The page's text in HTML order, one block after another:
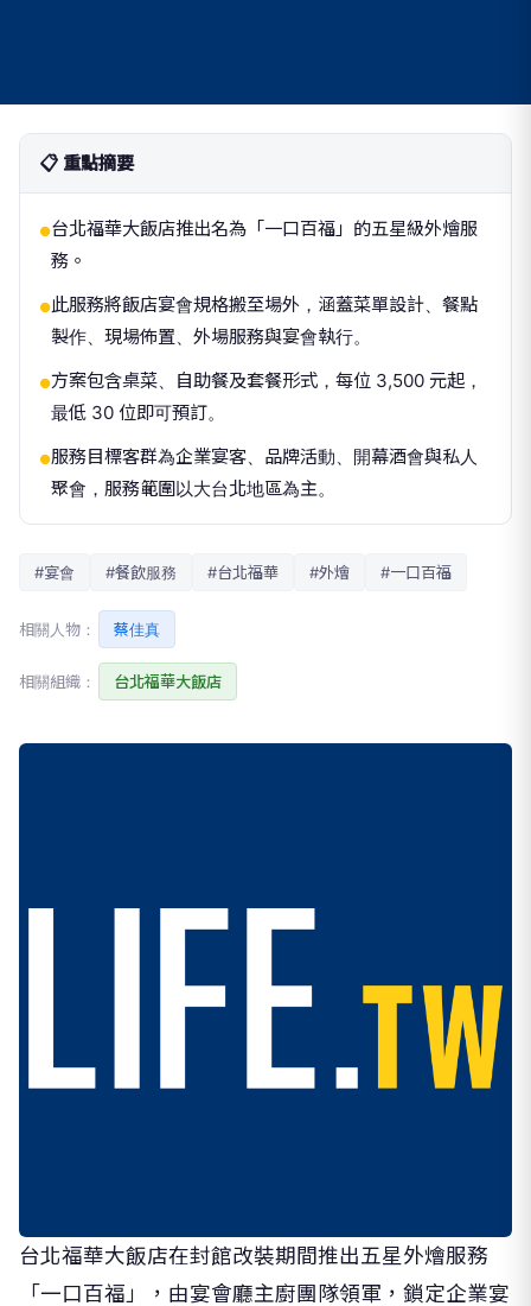
📋 重點摘要
●台北福華大飯店推出名為「一口百福」的五星級外燴服
務。
●此服務將飯店宴會規格搬至場外，涵蓋菜單設計、餐點
製作、現場佈置、外場服務與宴會執行。
●方案包含桌菜、自助餐及套餐形式，每位 3,500 元起，
最低 30 位即可預訂。
●服務目標客群為企業宴客、品牌活動、開幕酒會與私人
聚會，服務範圍以大台北地區為主。
#宴會 #餐飲服務 #台北福華 #外燴 #一口百福
相關人物： 蔡佳真
相關組織： 台北福華大飯店
台北福華大飯店在封館改裝期間推出五星外燴服務
「一口百福」，由宴會廳主廚團隊領軍，鎖定企業宴